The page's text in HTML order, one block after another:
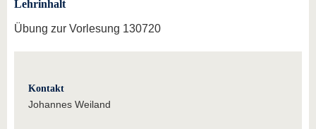
Lehrinhalt
Übung zur Vorlesung 130720
Kontakt
Johannes Weiland